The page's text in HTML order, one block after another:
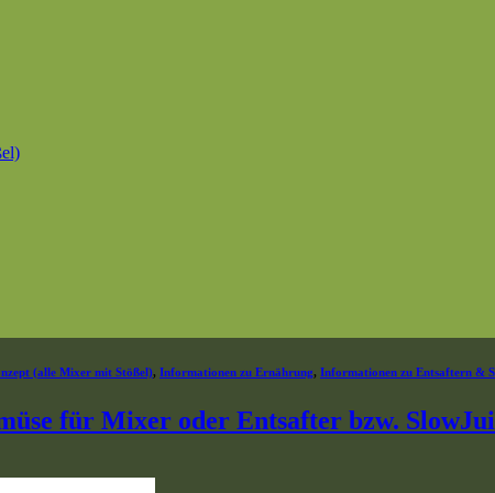
(alle Mixer mit Stößel), Informationen zu Ernährung, Informationen zu Entsaftern &
für Mixer oder Entsafter bzw.